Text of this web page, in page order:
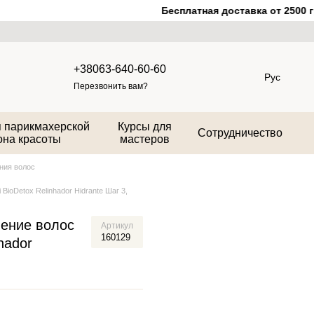
Бесплатная доставка от 2500
+38063-640-60-60
Перезвонить вам?
Рус
красоты
Курсы для
мастеров
Сотрудничество
волос
Relinhador Hidrante Шаг 3,
волос
Артикул
160129